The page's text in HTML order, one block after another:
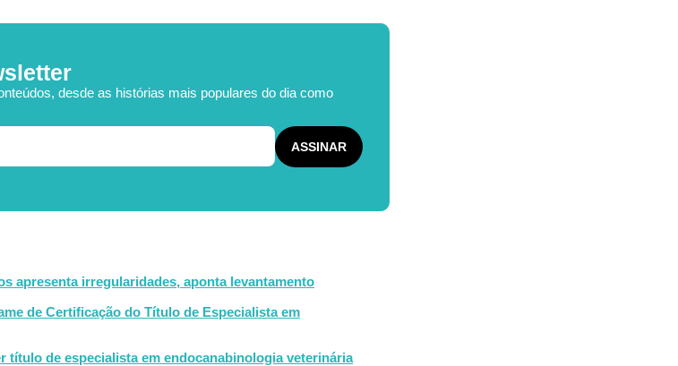
desde as histórias mais populares do dia como
apresenta irregularidades, aponta levantamento
de Certificação do Título de Especialista em
título de especialista em endocanabinologia veterinária